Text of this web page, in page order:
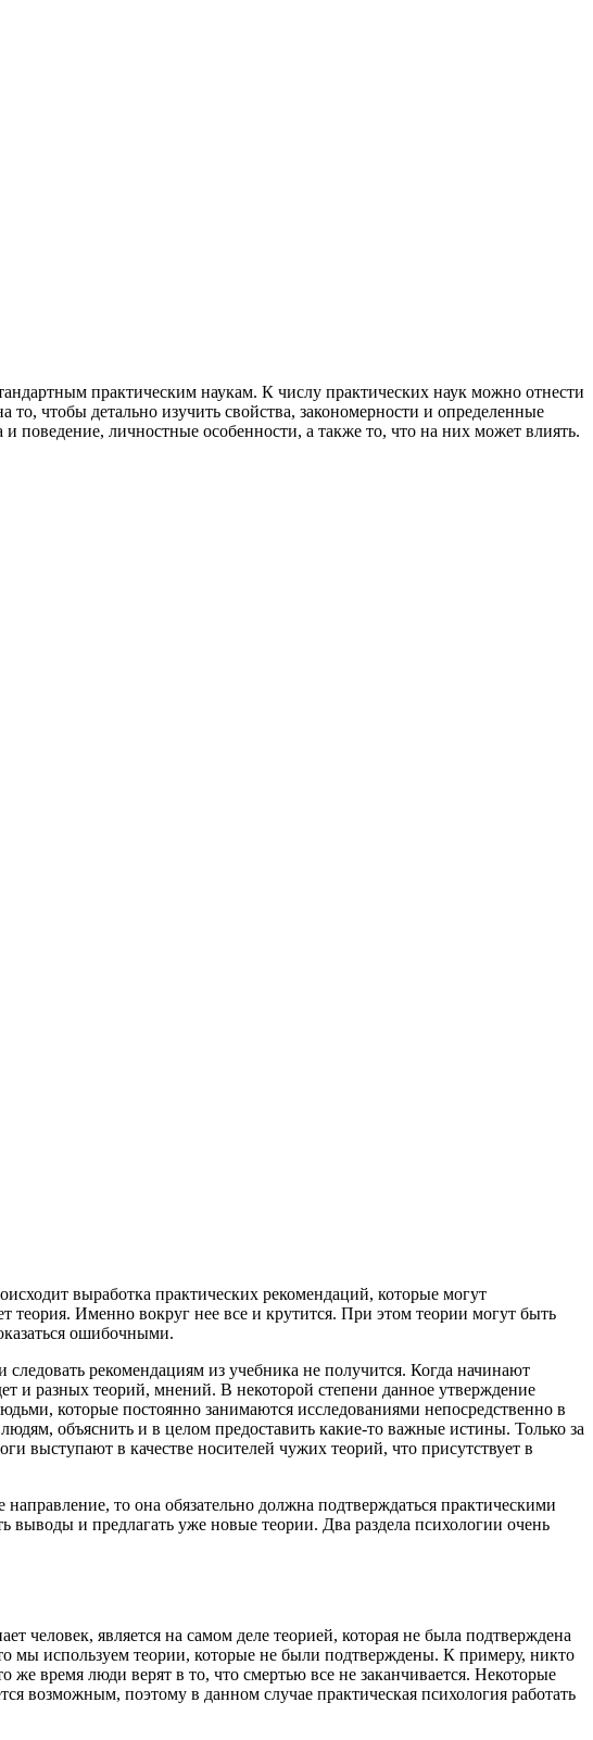
практическим наукам. К числу практических наук можно отнести
чтобы детально изучить свойства, закономерности и определенные
поведение, личностные особенности, а также то, что на них может влиять.
выработка практических рекомендаций, которые могут
Именно вокруг нее все и крутится. При этом теории могут быть
ошибочными.
рекомендациям из учебника не получится. Когда начинают
и разных теорий, мнений. В некоторой степени данное утверждение
которые постоянно занимаются исследованиями непосредственно в
объяснить и в целом предоставить какие-то важные истины. Только за
выступают в качестве носителей чужих теорий, что присутствует в
то она обязательно должна подтверждаться практическими
выводы и предлагать уже новые теории. Два раздела психологии очень
человек, является на самом деле теорией, которая не была подтверждена
мы используем теории, которые не были подтверждены. К примеру, никто
время люди верят в то, что смертью все не заканчивается. Некоторые
возможным, поэтому в данном случае практическая психология работать